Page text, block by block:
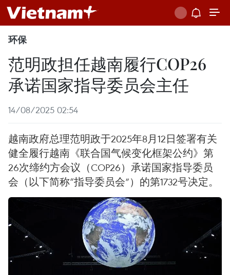
环保
范明政担任越南履行COP26
承诺国家指导委员会主任
14/08/2025 02:54
越南政府总理范明政于2025年8月12日签署有关
健全履行越南《联合国气候变化框架公约》第
26次缔约方会议（COP26）承诺国家指导委员
会（以下简称“指导委员会”）的第1732号决定。